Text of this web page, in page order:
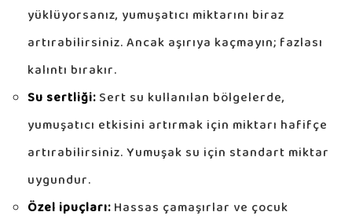
yüklüyorsanız, yumuşatıcı miktarını biraz
artırabilirsiniz. Ancak aşırıya kaçmayın; fazlası
kalıntı bırakır.
Su sertliği:Sert su kullanılan bölgelerde,
yumuşatıcı etkisini artırmak için miktarı hafifçe
artırabilirsiniz. Yumuşak su için standart miktar
uygundur.
Özel ipuçları:Hassas çamaşırlar ve çocuk